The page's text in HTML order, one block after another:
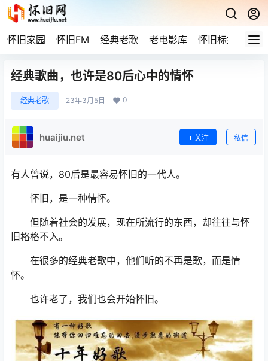
怀旧家园 怀旧FM 经典老歌 老电影库 怀旧标签 网
经典歌曲，也许是80后心中的情怀
经典老歌 23年3月5日 0
huaijiu.net 关注 私信
有人曾说，80后是最容易怀旧的一代人。
怀旧，是一种情怀。
但随着社会的发展，现在所流行的东西，却往往与怀
旧格格不入。
在很多的经典老歌中，他们听的不再是歌，而是情
怀。
也许老了，我们也会开始怀旧。